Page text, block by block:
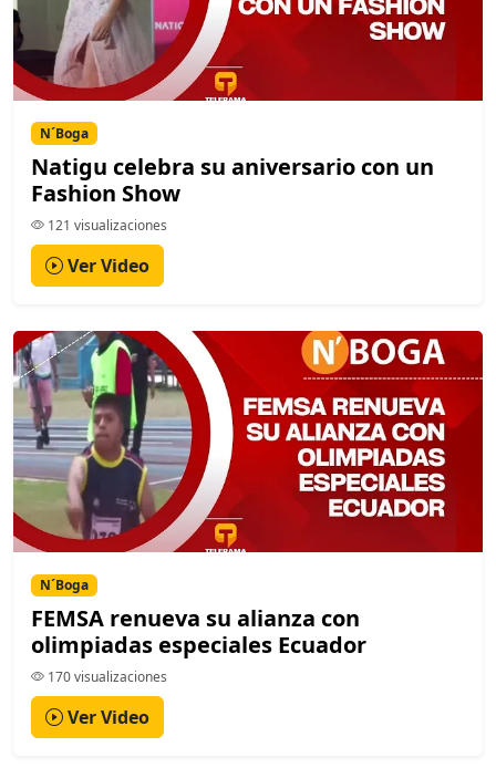
N´Boga
Natigu celebra su aniversario con un
Fashion Show
121 visualizaciones
Ver Video
N´Boga
FEMSA renueva su alianza con
olimpiadas especiales Ecuador
170 visualizaciones
Ver Video